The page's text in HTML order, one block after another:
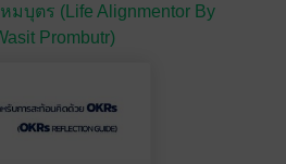
มบุตร (Life Alignmentor By
Prombutr)